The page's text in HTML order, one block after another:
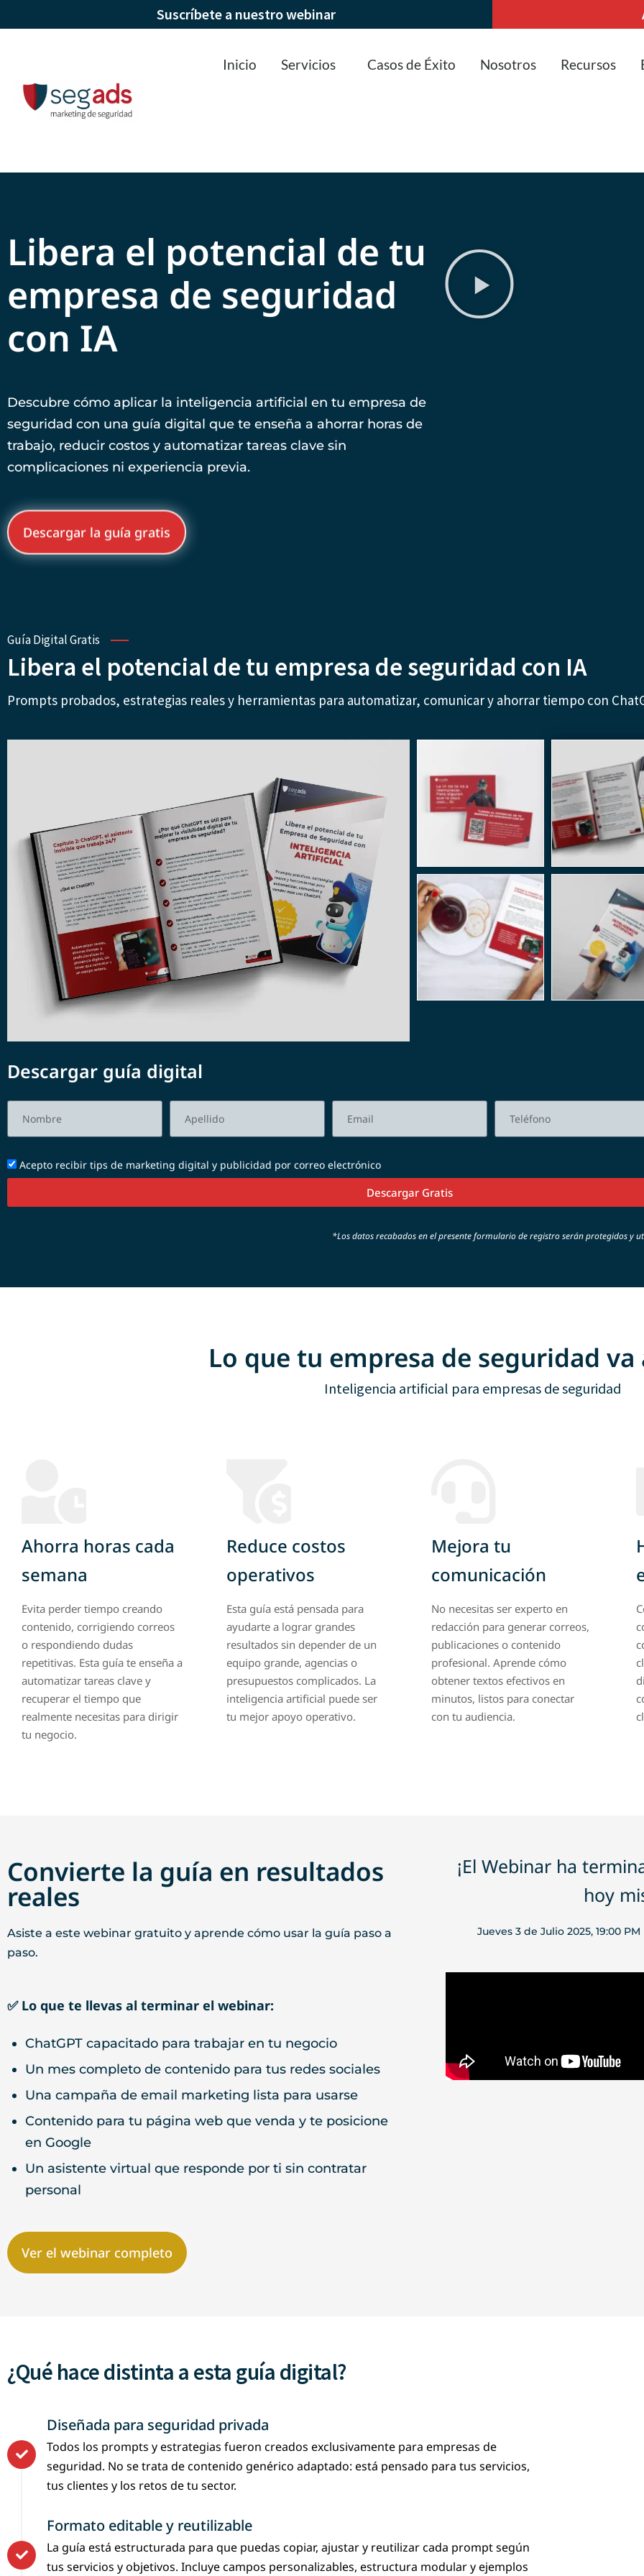
Suscríbete a nuestro webinar
Inicio Servicios Casos de Éxito Nosotros Recursos
Libera el potencial de tu
empresa de seguridad
con IA
Descubre cómo aplicar la inteligencia artificial en tu empresa de
seguridad con una guía digital que te enseña a ahorrar horas de
trabajo, reducir costos y automatizar tareas clave sin
complicaciones ni experiencia previa.
Descargar la guía gratis
Guía Digital Gratis
Libera el potencial de tu empresa de seguridad con IA
Prompts probados, estrategias reales y herramientas para automatizar, comunicar y ahorrar tiempo con
Descargar guía digital
Descargar Gratis
*Los datos recabados en el presente formulario de registro serán protegidos y
Inteligencia artificial para empresas de seguridad
semana
Evita perder tiempo creando
o respondiendo dudas
repetitivas. Esta guía te enseña a
automatizar tareas clave y
recuperar el tiempo que
realmente necesitas para dirigir
tu negocio.
operativos
Esta guía está pensada para
resultados sin depender de un
equipo grande, agencias o
presupuestos complicados. La
inteligencia artificial puede ser
tu mejor apoyo operativo.
comunicación
No necesitas ser experto en
publicaciones o contenido
profesional. Aprende cómo
obtener textos efectivos en
minutos, listos para conectar
con tu audiencia.
reales
Asiste a este webinar gratuito y aprende cómo usar la guía paso a
ChatGPT capacitado para trabajar en tu negocio
Un mes completo de contenido para tus redes sociales
Una campaña de email marketing lista para usarse
Contenido para tu página web que venda y te posicione
Un asistente virtual que responde por ti sin contratar
hoy
Jueves 3 de Julio 2025, 19:00
seguridad. No se trata de contenido genérico adaptado: está pensado para tus servicios,
tus clientes y los retos de tu sector.
Formato editable y reutilizable
tus servicios y objetivos. Incluye campos personalizables, estructura modular y ejemplos
prácticos listos para adaptar.